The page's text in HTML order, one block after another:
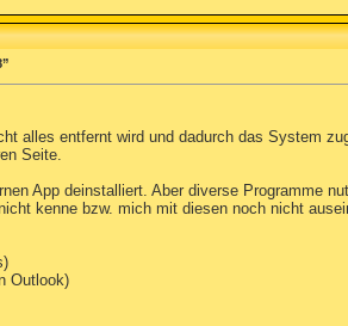
alles entfernt wird und dadurch das System
Seite.
App deinstalliert. Aber diverse Programme
kenne bzw. mich mit diesen noch nicht
Outlook)